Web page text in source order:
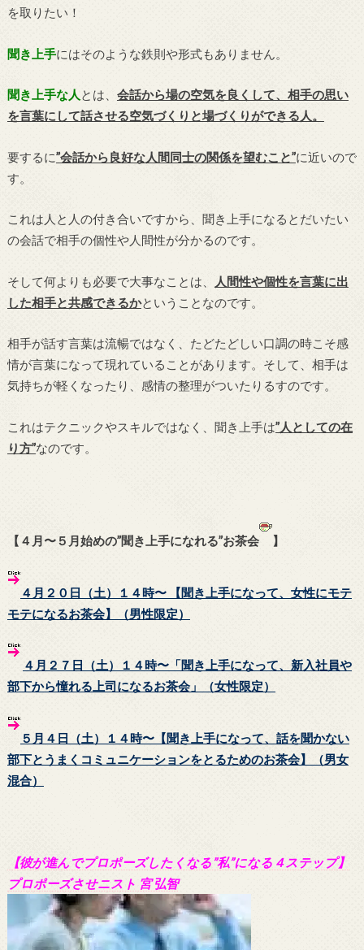
を取りたい！
聞き上手にはそのような鉄則や形式もありません。
聞き上手な人 とは、 会話から場の空気を良くして、相手の思い
を言葉にして話させる空気づくりと場づくりができる人。
要するに”会話から良好な人間同士の関係を望むこと”に近いので
す。
これは人と人の付き合いですから、聞き上手になるとだいたい
の会話で相手の個性や人間性が分かるのです。
そして何よりも必要で大事なことは、
人間性や個性を言葉に出
した相手と共感できるかということなのです。
相手が話す言葉は流暢ではなく、たどたどしい口調の時こそ感
情が言葉になって現れていることがあります。そして、相手は
気持ちが軽くなったり、感情の整理がついたりるすのです。
これはテクニックやスキルではなく、聞き上手は”人としての在
り方”なのです。
【４月〜５月始めの”聞き上手になれる”お茶会 】
４月２０日（土）１４時〜 【聞き上手になって、女性にモテ
モテになるお茶会】（男性限定）
４月２７日（土）１４時〜「聞き上手になって、新入社員や
部下から憧れる上司になるお茶会」（女性限定）
５月４日（土）１４時〜【聞き上手になって、話を聞かない
部下とうまくコミュニケーションをとるためのお茶会】（男女
混合）
【彼が進んでプロポーズしたくなる”私”になる４ステップ】
プロポーズさせニスト 宮 弘智